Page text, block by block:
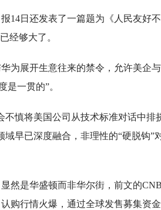
14日还发表了一篇题为《人民友好
经够大了。
为展开生意往来的禁令，允许美企
是一贯的”。
不慎将美国公司从技术标准对话中排
早已深度融合，非理性的“硬脱钩”
然是华盛顿而非华尔街，前文的
购行情火爆，通过全球发售募集资